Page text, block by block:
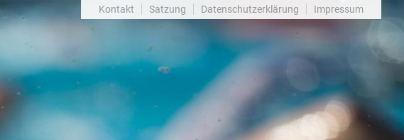
Kontakt Satzung Datenschutzerklärung Impressum